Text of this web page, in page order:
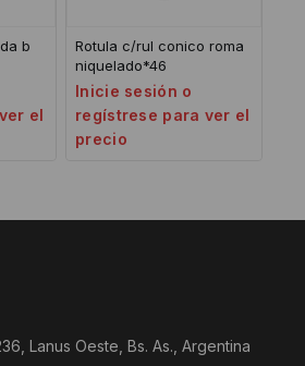
b
el
Rotula c/rul conico roma
niquelado*46
Inicie sesión o
regístrese para ver el
precio
Lanus Oeste, Bs. As., Argentina